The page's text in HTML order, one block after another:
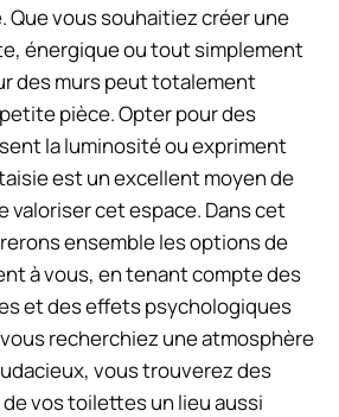
vous souhaitiez créer une
énergique ou tout simplement
des murs peut totalement
pièce. Opter pour des
la luminosité ou expriment
est un excellent moyen de
valoriser cet espace. Dans cet
ensemble les options de
à vous, en tenant compte des
et des effets psychologiques
recherchiez une atmosphère
vous trouverez des
vos toilettes un lieu aussi